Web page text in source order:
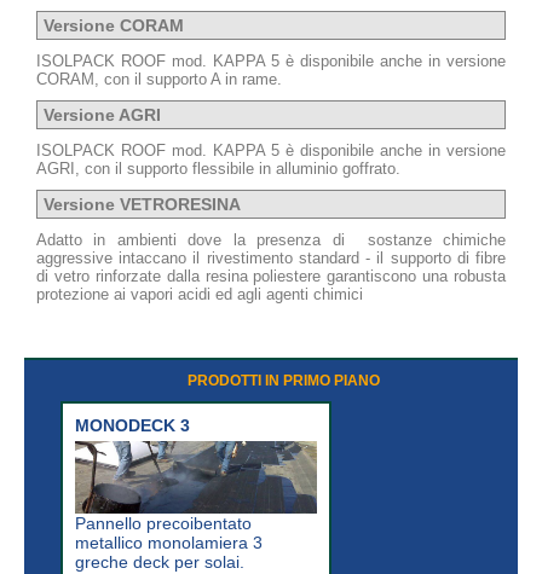
Versione CORAM
ISOLPACK ROOF mod. KAPPA 5 è disponibile anche in versione
CORAM, con il supporto A in rame.
Versione AGRI
ISOLPACK ROOF mod. KAPPA 5 è disponibile anche in versione
AGRI, con il supporto flessibile in alluminio goffrato.
Versione VETRORESINA
Adatto in ambienti dove la presenza di sostanze chimiche
aggressive intaccano il rivestimento standard - il supporto di fibre
di vetro rinforzate dalla resina poliestere garantiscono una robusta
protezione ai vapori acidi ed agli agenti chimici
PRODOTTI IN PRIMO PIANO
MONODECK 3
Pannello precoibentato
metallico monolamiera 3
greche deck per solai.